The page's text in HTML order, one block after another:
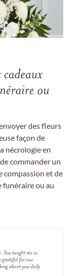
cadeaux
ou
des fleurs
façon de
nécrologie en
commander un
compassion et de
funéraire ou au